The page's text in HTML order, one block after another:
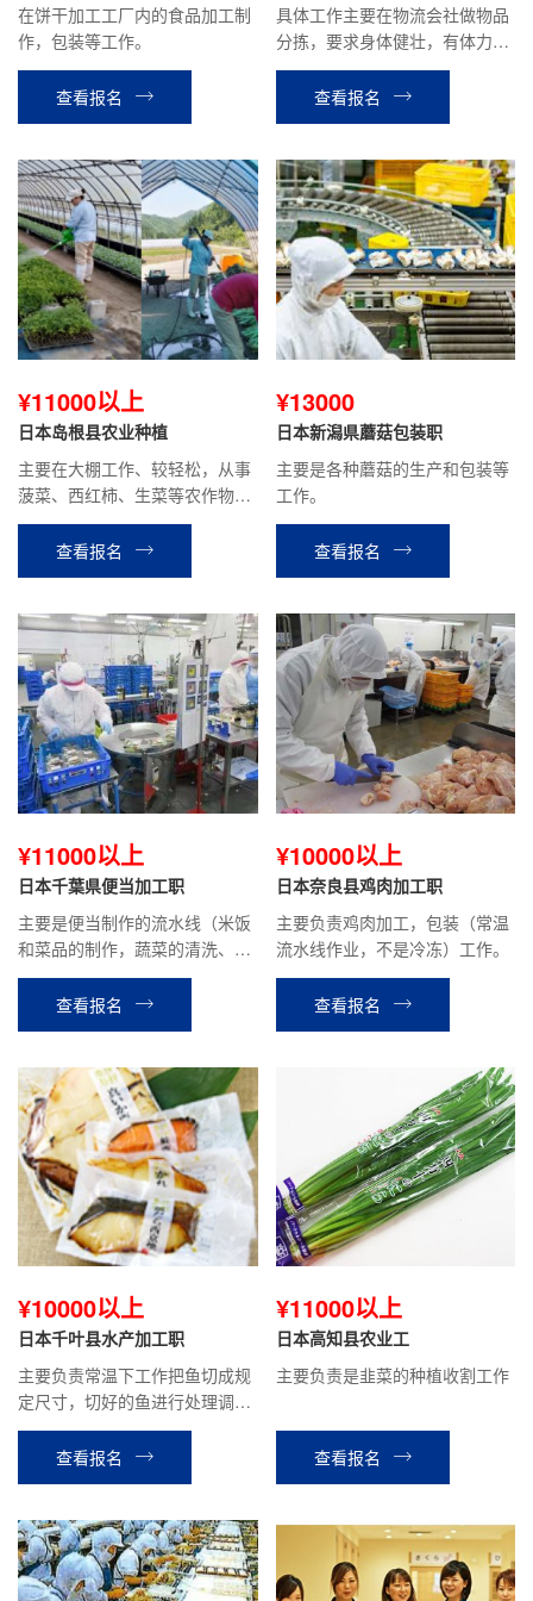
在饼干加工工厂内的食品加工制
作，包装等工作。
查看报名
具体工作主要在物流会社做物品
分拣，要求身体健壮，有体力的
人。患有颈椎、腰疼等关节病，
慢性病的不可以。贫血，头晕，
癫痫，色盲不可以。
查看报名
¥11000以上
日本岛根县农业种植
主要在大棚工作、较轻松，从事
菠菜、西红柿、生菜等农作物的
种植、收割、包装等工作。
查看报名
¥13000
日本新潟県蘑菇包装职
主要是各种蘑菇的生产和包装等
工作。
查看报名
¥11000以上
日本千葉県便当加工职
主要是便当制作的流水线（米饭
和菜品的制作，蔬菜的清洗、切
块、面粉投入，搅拌、机器的分
解，清洗等）工作。
查看报名
¥10000以上
日本奈良县鸡肉加工职
主要负责鸡肉加工，包装（常温
流水线作业，不是冷冻）工作。
查看报名
¥10000以上
日本千叶县水产加工职
主要负责常温下工作把鱼切成规
定尺寸，切好的鱼进行处理调味
后蒸煮，变成品。
查看报名
¥11000以上
日本高知县农业工
主要负责是韭菜的种植收割工作
查看报名